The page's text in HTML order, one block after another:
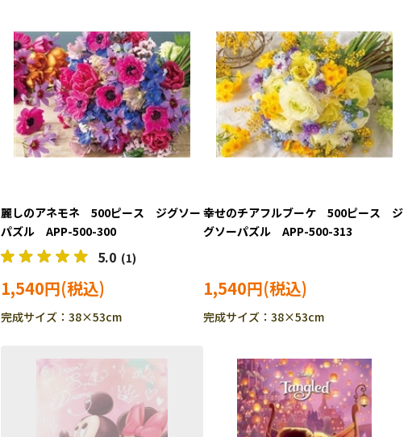
麗しのアネモネ 500ピース ジグソー
パズル APP-500-300
5.0 (1)
1,540円
完成サイズ：38×53cm
幸せのチアフルブーケ 500ピース ジ
グソーパズル APP-500-313
1,540円
完成サイズ：38×53cm